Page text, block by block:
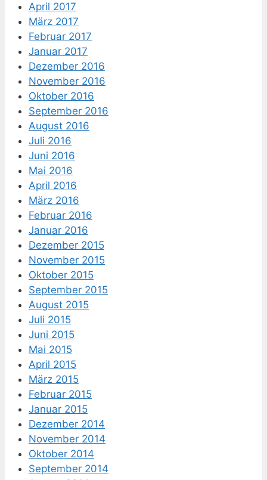
April 2017
März 2017
Februar 2017
Januar 2017
Dezember 2016
November 2016
Oktober 2016
September 2016
August 2016
Juli 2016
Juni 2016
Mai 2016
April 2016
März 2016
Februar 2016
Januar 2016
Dezember 2015
November 2015
Oktober 2015
September 2015
August 2015
Juli 2015
Juni 2015
Mai 2015
April 2015
März 2015
Februar 2015
Januar 2015
Dezember 2014
November 2014
Oktober 2014
September 2014